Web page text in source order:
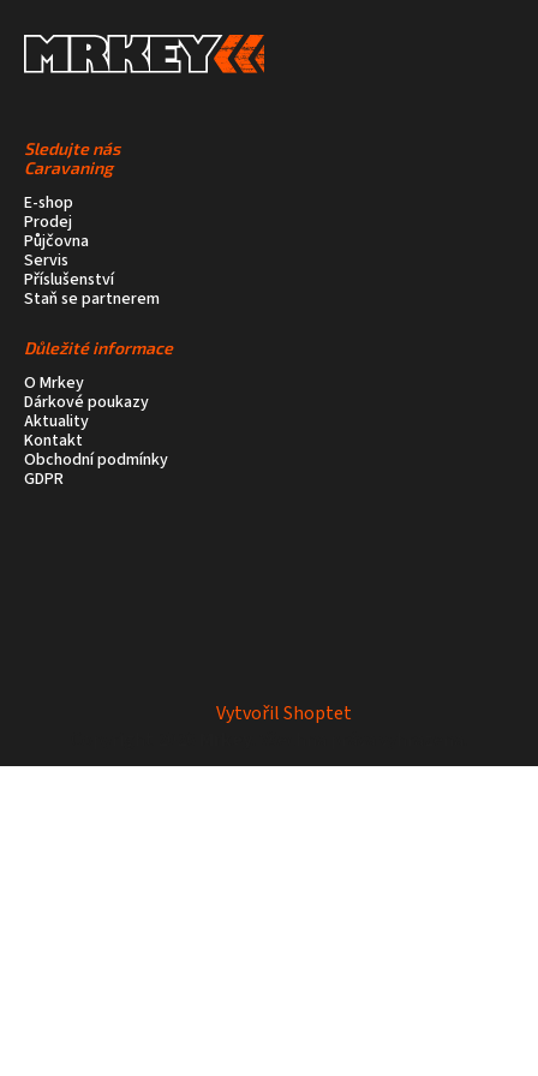
Sledujte nás
Caravaning
E-shop
Prodej
Půjčovna
Servis
Příslušenství
Staň se partnerem
Důležité informace
O Mrkey
Dárkové poukazy
Aktuality
Kontakt
Obchodní podmínky
GDPR
Vytvořil Shoptet